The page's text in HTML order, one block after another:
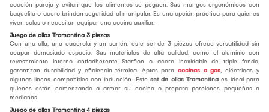
cocción pareja y evitan que los alimentos se peguen. Sus mangos ergonómicos con
baquelita o acero brindan seguridad al manipular. Es una opción práctica para quienes
viven solos o necesitan equipar una cocina auxiliar.
Juego de ollas Tramontina 3 piezas
Con una olla, una cacerola y un sartén, este set de 3 piezas ofrece versatilidad sin
ocupar demasiado espacio. Sus materiales de alta calidad, como el aluminio con
revestimiento interno antiadherente Starflon o acero inoxidable de triple fondo,
garantizan durabilidad y eficiencia térmica. Aptas para cocinas a gas, eléctricas y
algunas líneas compatibles con inducción. Este set de ollas Tramontina es ideal para
quienes están comenzando a armar su cocina o prepara porciones pequeñas a
medianas.
Juego de ollas Tramontina 4 piezas